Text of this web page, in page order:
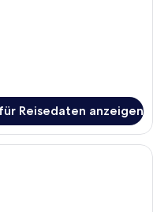
Reisedaten anzeigen
mit Bett, Kissen,